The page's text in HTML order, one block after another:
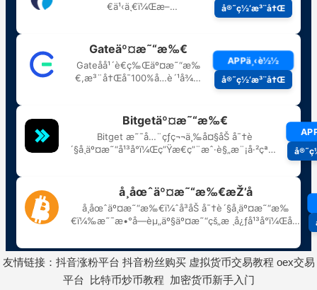
友情链接： 抖音涨粉平台 抖音粉丝购买 虚拟货币交易教程 oex交易
平台
比特币炒币教程 加密货币新手入门